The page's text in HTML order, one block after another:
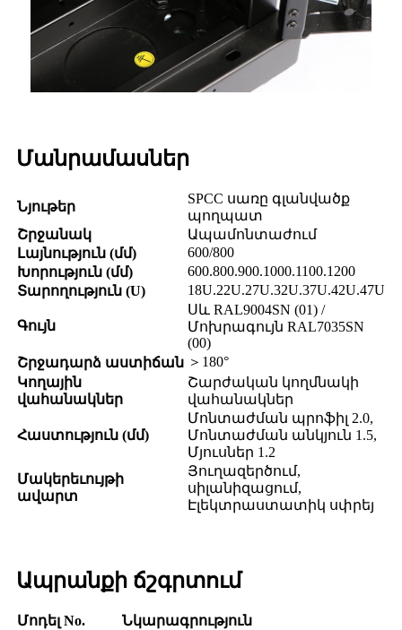
Մանրամասներ
Նյութեր
SPCC սառը գլանվածք
պողպատ
Շրջանակ
Ապամոնտաժում
Լայնություն (մմ)
600/800
Խորություն (մմ)
600.800.900.1000.1100.1200
Տարողություն (U)
18U.22U.27U.32U.37U.42U.47U
Գույն
Սև RAL9004SN (01) /
Մոխրագույն RAL7035SN
(00)
Շրջադարձ աստիճան ＞180°
Կողային
վահանակներ
Շարժական կողմնակի
վահանակներ
Հաստություն (մմ)
Մոնտաժման պրոֆիլ 2.0,
Մոնտաժման անկյուն 1.5,
Մյուսներ 1.2
Մակերեւույթի
ավարտ
Յուղազերծում,
սիլանիզացում,
Էլեկտրաստատիկ սփրեյ
Ապրանքի ճշգրտում
Մոդել No. Նկարագրություն